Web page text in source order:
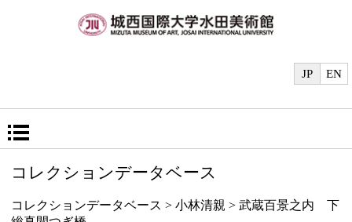
EN
JP
コレクションデータベース
コレクションデータベース > 小林清親 > 武蔵百景之内 下